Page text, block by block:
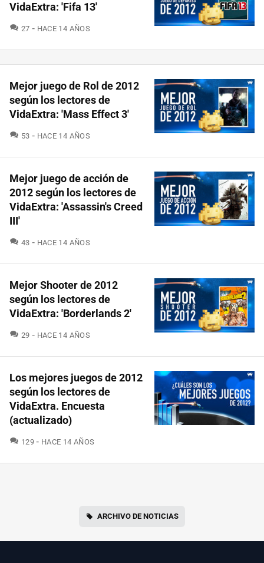
VidaExtra: 'Fifa 13'
27 COMENTARIOS
HACE 14 AÑOS
Mejor juego de Rol de 2012
según los lectores de
VidaExtra: 'Mass Effect 3'
53 COMENTARIOS
HACE 14 AÑOS
Mejor juego de acción de
2012 según los lectores de
VidaExtra: 'Assassin's Creed
III'
43 COMENTARIOS
HACE 14 AÑOS
Mejor Shooter de 2012
según los lectores de
VidaExtra: 'Borderlands 2'
29 COMENTARIOS
HACE 14 AÑOS
Los mejores juegos de 2012
según los lectores de
VidaExtra. Encuesta
(actualizado)
129COMENTARIOS
HACE 14 AÑOS
ARCHIVO DE NOTICIAS